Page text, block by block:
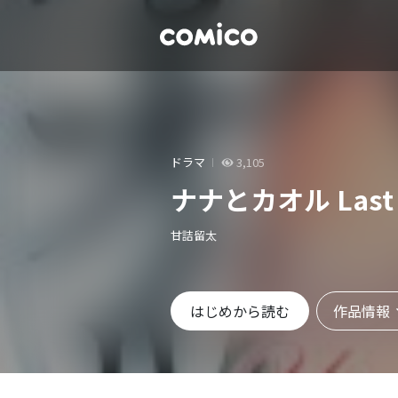
ドラマ 3,105
ナナとカオル
甘詰留太
はじめから読む 作品情報